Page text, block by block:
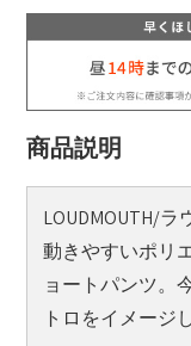
商品説明
LOUDMOUTH/ラ
動きやすいポリ
ョートパンツ。
トロをイメージ